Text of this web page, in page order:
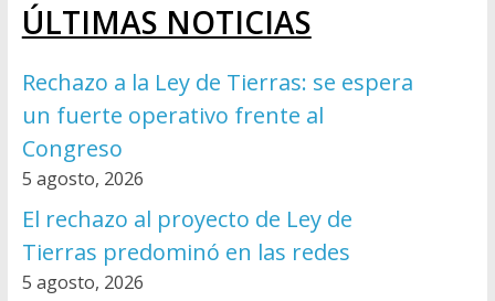
ÚLTIMAS NOTICIAS
Rechazo a la Ley de Tierras: se espera
un fuerte operativo frente al
Congreso
5 agosto, 2026
El rechazo al proyecto de Ley de
Tierras predominó en las redes
5 agosto, 2026